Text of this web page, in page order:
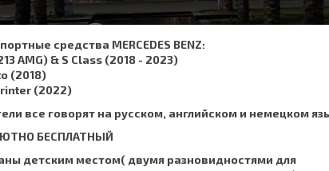
средства MERCEDES BENZ:
AMG) & S Class (2018 - 2023)
(2018)
(2022)
все говорят на русском, английском и немецком
БЕСПЛАТНЫЙ
детским местом( двумя разновидностями для
Заказ такси